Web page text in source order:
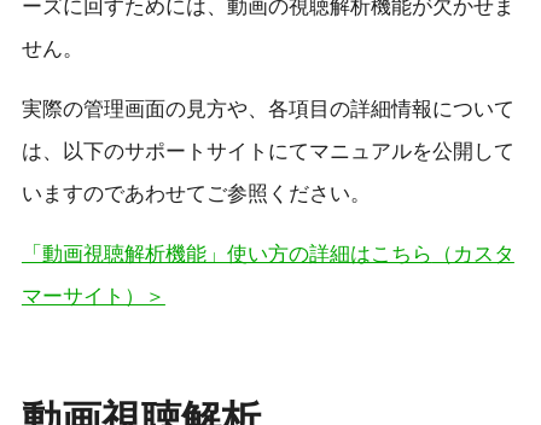
ーズに回すためには、動画の視聴解析機能が欠かせま
せん。
実際の管理画面の見方や、各項目の詳細情報について
は、以下のサポートサイトにてマニュアルを公開して
いますのであわせてご参照ください。
「動画視聴解析機能」使い方の詳細はこちら
（カスタ
マーサイト）＞